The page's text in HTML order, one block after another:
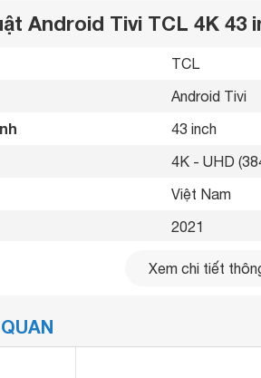
Android Tivi TCL 4K 43
TCL
Android Tivi
43 inch
4K - UHD
Việt Nam
2021
Có (Loa,
Xem chi tiết